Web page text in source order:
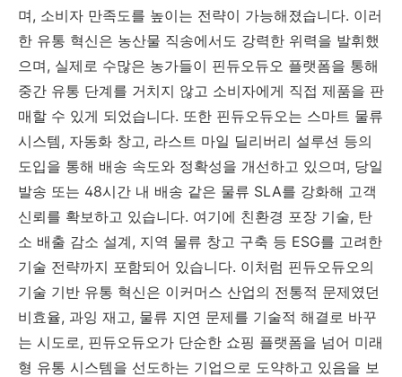
며, 소비자 만족도를 높이는 전략이 가능해졌습니다. 이러
한 유통 혁신은 농산물 직송에서도 강력한 위력을 발휘했
으며, 실제로 수많은 농가들이 핀듀오듀오 플랫폼을 통해
중간 유통 단계를 거치지 않고 소비자에게 직접 제품을 판
매할 수 있게 되었습니다. 또한 핀듀오듀오는 스마트 물류
시스템, 자동화 창고, 라스트 마일 딜리버리 설루션 등의
도입을 통해 배송 속도와 정확성을 개선하고 있으며, 당일
발송 또는 48시간 내 배송 같은 물류 SLA를 강화해 고객
신뢰를 확보하고 있습니다. 여기에 친환경 포장 기술, 탄
소 배출 감소 설계, 지역 물류 창고 구축 등 ESG를 고려한
기술 전략까지 포함되어 있습니다. 이처럼 핀듀오듀오의
기술 기반 유통 혁신은 이커머스 산업의 전통적 문제였던
비효율, 과잉 재고, 물류 지연 문제를 기술적 해결로 바꾸
는 시도로, 핀듀오듀오가 단순한 쇼핑 플랫폼을 넘어 미래
형 유통 시스템을 선도하는 기업으로 도약하고 있음을 보